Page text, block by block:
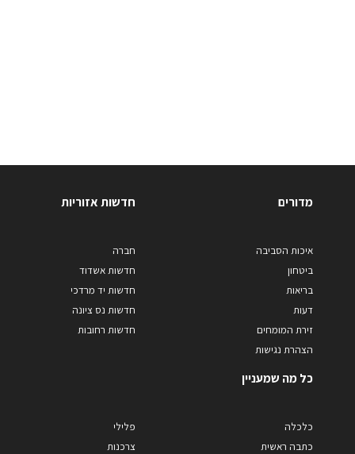
מדורים
איכות הסביבה
ביטחון
בריאות
דעות
זירת המומחים
הצהרת נגישות
חדשות אזוריות
חברה
חדשות אשדוד
חדשות יד מרדכי
חדשות נס ציונה
חדשות רחובות
כל מה שמעניין
כלכלה
כתבה ראשית
פלילי
צרכנות